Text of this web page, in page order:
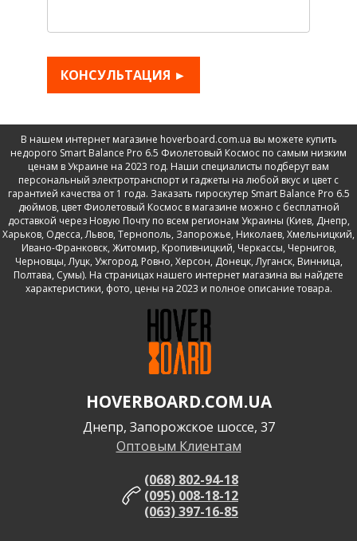
КОНСУЛЬТАЦИЯ ►
В нашем интернет магазине hoverboard.com.ua вы можете купить
недорого Smart Balance Pro 6.5 Фиолетовый Космос по самым низким
ценам в Украине на 2023 год. Наши специалисты подберут вам
персональный электротранспорт и гаджеты на любой вкус и цвет с
гарантией качества от 1 года. Заказать гироскутер Smart Balance Pro 6.5
дюймов, цвет Фиолетовый Космос в магазине можно с бесплатной
доставкой через Новую Почту по всем регионам Украины (Киев, Днепр,
Харьков, Одесса, Львов, Тернополь, Запорожье, Николаев, Хмельницкий,
Ивано-Франковск, Житомир, Кропивницкий, Черкассы, Чернигов,
Черновцы, Луцк, Ужгород, Ровно, Херсон, Донецк, Луганск, Винница,
Полтава, Сумы). На страницах нашего интернет магазина вы найдете
характеристики, фото, цены на 2023 и полное описание товара.
HOVERBOARD.COM.UA
Днепр, Запорожское шоссе, 37
Оптовым Клиентам
(068) 802-94-18
(095) 008-18-12
(063) 397-16-85